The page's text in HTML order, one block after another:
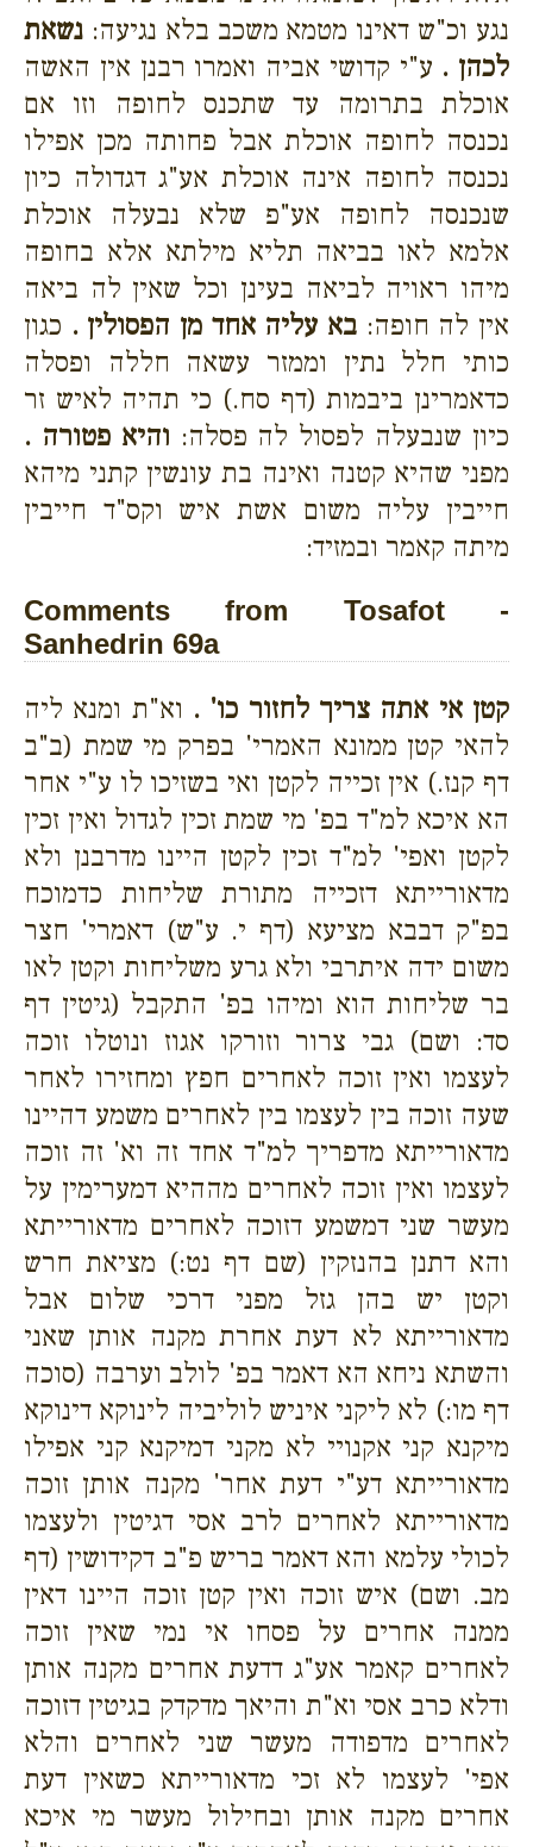
נגע וכ"ש דאינו מטמא משכב בלא נגיעה: נשאת
לכהן . ע"י קדושי אביה ואמרו רבנן אין האשה
אוכלת בתרומה עד שתכנס לחופה וזו אם
נכנסה לחופה אוכלת אבל פחותה מכן אפילו
נכנסה לחופה אינה אוכלת אע"ג דגדולה כיון
שנכנסה לחופה אע"פ שלא נבעלה אוכלת
אלמא לאו בביאה תליא מילתא אלא בחופה
מיהו ראויה לביאה בעינן וכל שאין לה ביאה
אין לה חופה: בא עליה אחד מן הפסולין . כגון
כותי חלל נתין וממזר עשאה חללה ופסלה
כדאמרינן ביבמות (דף סח.) כי תהיה לאיש זר
כיון שנבעלה לפסול לה פסלה: והיא פטורה .
מפני שהיא קטנה ואינה בת עונשין קתני מיהא
חייבין עליה משום אשת איש וקס"ד חייבין
מיתה קאמר ובמזיד:
Comments from Tosafot -
Sanhedrin 69a
קטן אי אתה צריך לחזור כו' . וא"ת ומנא ליה
להאי קטן ממונא האמרי' בפרק מי שמת (ב"ב
דף קנז.) אין זכייה לקטן ואי בשזיכו לו ע"י אחר
הא איכא למ"ד בפ' מי שמת זכין לגדול ואין זכין
לקטן ואפי' למ"ד זכין לקטן היינו מדרבנן ולא
מדאורייתא דזכייה מתורת שליחות כדמוכח
בפ"ק דבבא מציעא (דף י. ע"ש) דאמרי' חצר
משום ידה איתרבי ולא גרע משליחות וקטן לאו
בר שליחות הוא ומיהו בפ' התקבל (גיטין דף
סד: ושם) גבי צרור וזורקו אגוז ונוטלו זוכה
לעצמו ואין זוכה לאחרים חפץ ומחזירו לאחר
שעה זוכה בין לעצמו בין לאחרים משמע דהיינו
מדאורייתא מדפריך למ"ד אחד זה וא' זה זוכה
לעצמו ואין זוכה לאחרים מההיא דמערימין על
מעשר שני דמשמע דזוכה לאחרים מדאורייתא
והא דתנן בהנזקין (שם דף נט:) מציאת חרש
וקטן יש בהן גזל מפני דרכי שלום אבל
מדאורייתא לא דעת אחרת מקנה אותן שאני
והשתא ניחא הא דאמר בפ' לולב וערבה (סוכה
דף מו:) לא ליקני איניש לוליביה לינוקא דינוקא
מיקנא קני אקנויי לא מקני דמיקנא קני אפילו
מדאורייתא דע"י דעת אחר' מקנה אותן זוכה
מדאורייתא לאחרים לרב אסי דגיטין ולעצמו
לכולי עלמא והא דאמר בריש פ"ב דקידושין (דף
מב. ושם) איש זוכה ואין קטן זוכה היינו דאין
ממנה אחרים על פסחו אי נמי שאין זוכה
לאחרים קאמר אע"ג דדעת אחרים מקנה אותן
ודלא כרב אסי וא"ת והיאך מדקדק בגיטין דזוכה
לאחרים מדפודה מעשר שני לאחרים והלא
אפי' לעצמו לא זכי מדאורייתא כשאין דעת
אחרים מקנה אותן ובחילול מעשר מי איכא